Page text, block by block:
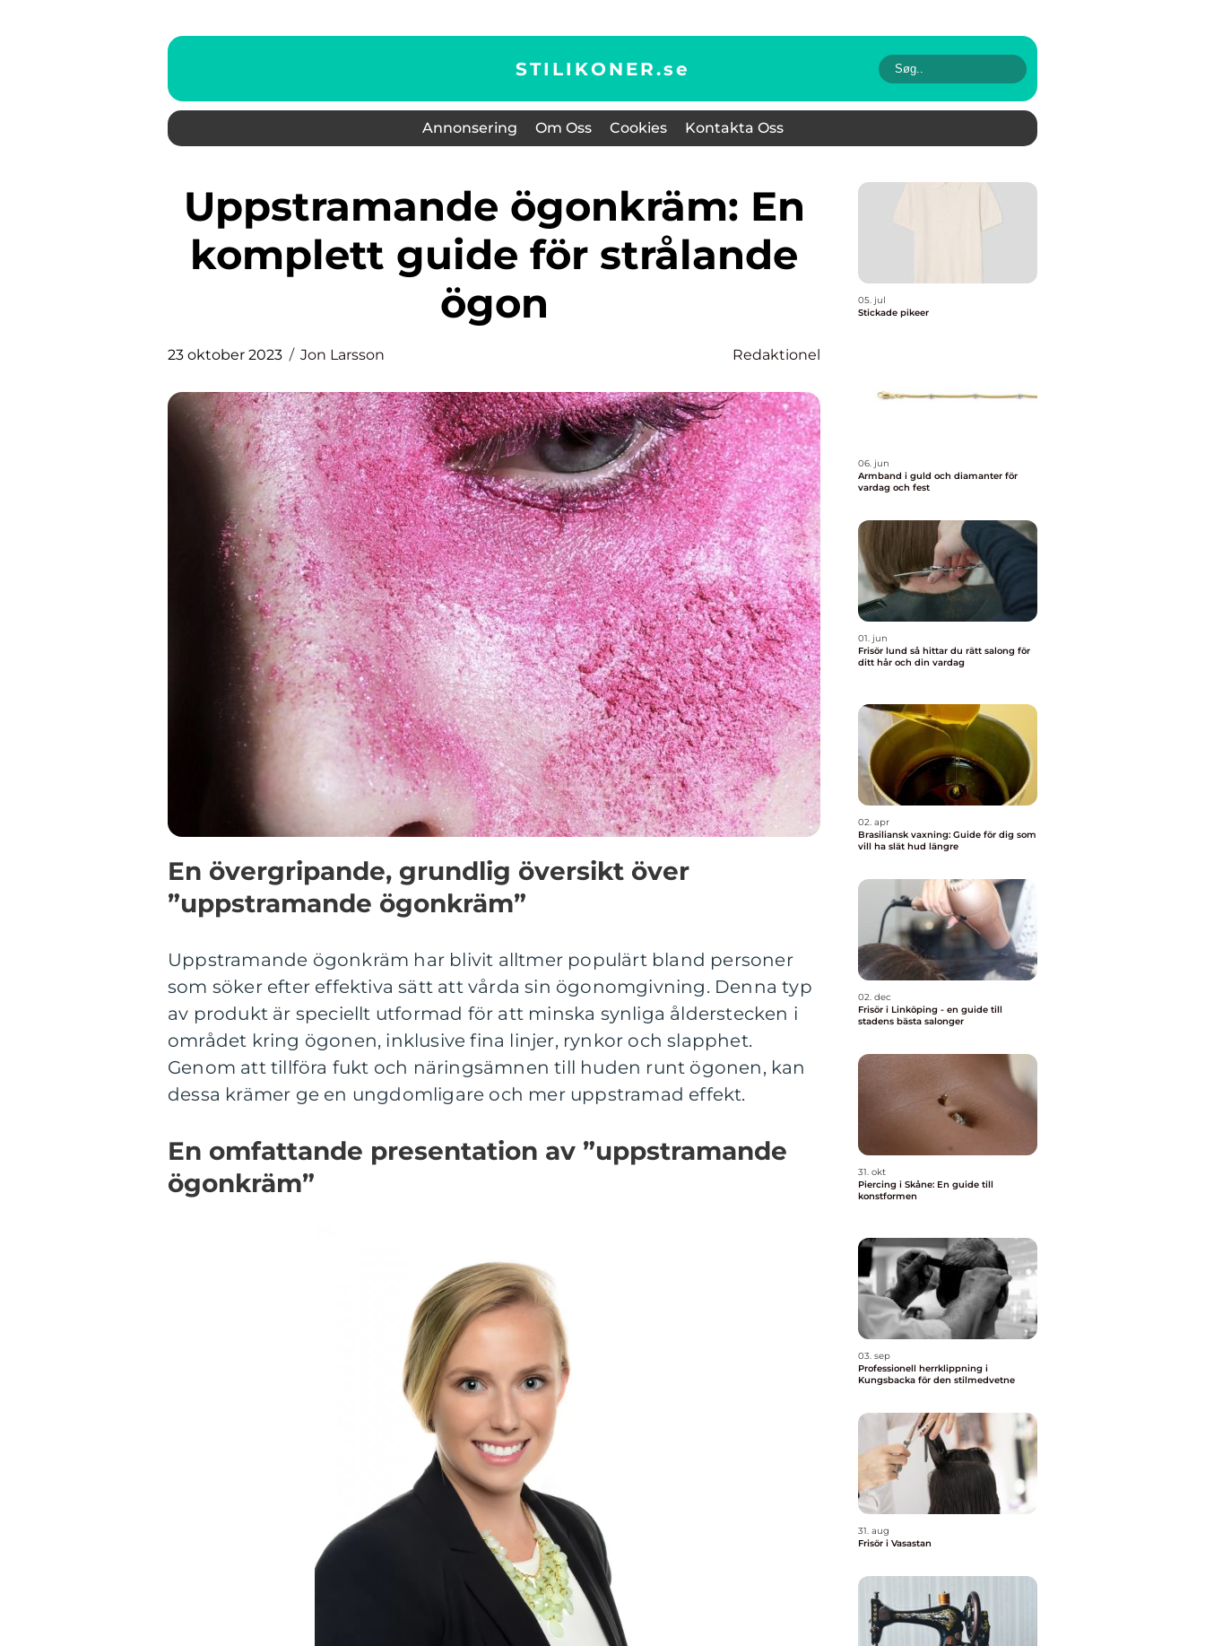
STILIKONER.se
Annonsering Om Oss Cookies Kontakta Oss
Uppstramande ögonkräm: En
komplett guide för strålande
ögon
23 oktober 2023 Jon Larsson Redaktionel
En övergripande, grundlig översikt över
”uppstramande ögonkräm”
Uppstramande ögonkräm har blivit alltmer populärt bland personer
som söker efter effektiva sätt att vårda sin ögonomgivning. Denna typ
av produkt är speciellt utformad för att minska synliga ålderstecken i
området kring ögonen, inklusive fina linjer, rynkor och slapphet.
Genom att tillföra fukt och näringsämnen till huden runt ögonen, kan
dessa krämer ge en ungdomligare och mer uppstramad effekt.
En omfattande presentation av ”uppstramande
ögonkräm”
05. jul
Stickade pikeer
06. jun
Armband i guld och diamanter för
vardag och fest
01. jun
Frisör lund så hittar du rätt salong för
ditt hår och din vardag
02. apr
Brasiliansk vaxning: Guide för dig som
vill ha slät hud längre
02. dec
Frisör i Linköping - en guide till
stadens bästa salonger
31. okt
Piercing i Skåne: En guide till
konstformen
03. sep
Professionell herrklippning i
Kungsbacka för den stilmedvetne
31. aug
Frisör i Vasastan